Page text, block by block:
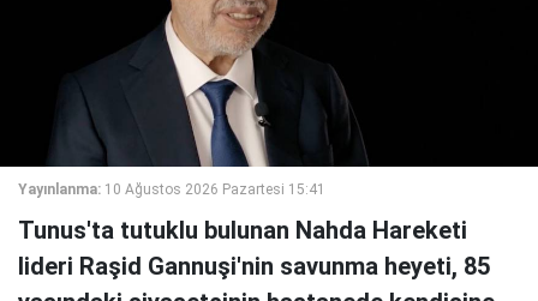
Yayınlanma: 10 Ağustos 2026 Pazartesi 15:41
Tunus'ta tutuklu bulunan Nahda Hareketi
lideri Raşid Gannuşi'nin savunma heyeti, 85